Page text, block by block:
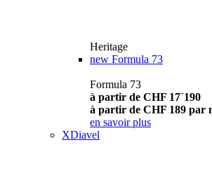
Heritage
new Formula 73
Formula 73
à partir de CHF 17´190
à partir de CHF 189 par
en savoir plus
XDiavel